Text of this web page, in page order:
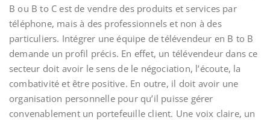
B ou B to C est de vendre des produits et services par
téléphone, mais à des professionnels et non à des
particuliers. Intégrer une équipe de télévendeur en B to B
demande un profil précis. En effet, un télévendeur dans ce
secteur doit avoir le sens de le négociation, l’écoute, la
combativité et être positive. En outre, il doit avoir une
organisation personnelle pour qu’il puisse gérer
convenablement un portefeuille client. Une voix claire, un